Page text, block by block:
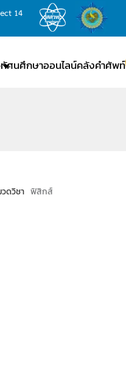
14
ทัศนศึกษาออนไลน์คลังคำศัพท์
ดวิชา ฟิสิกส์